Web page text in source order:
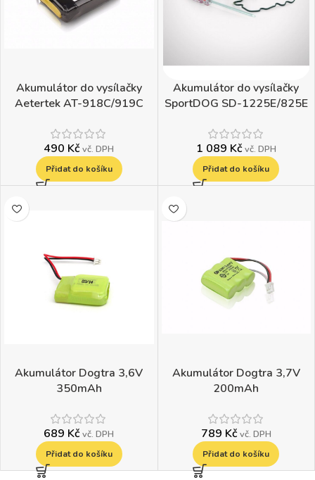
Akumulátor do vysílačky
Aetertek AT-918C/919C
490 Kč vč. DPH
Přidat do košíku
Akumulátor do vysílačky
SportDOG SD-1225E/825E
1 089 Kč vč. DPH
Přidat do košíku
Akumulátor Dogtra 3,6V
350mAh
689 Kč vč. DPH
Přidat do košíku
Akumulátor Dogtra 3,7V
200mAh
789 Kč vč. DPH
Přidat do košíku